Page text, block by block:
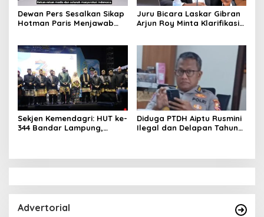
Dewan Pers Sesalkan Sikap
Hotman Paris Menjawab
Merendahkan Profesi
Wartawan
Juru Bicara Laskar Gibran
Arjun Roy Minta Klarifikasi
demi Menjaga Marwah
Lembaga Kepresidenan
Sekjen Kemendagri: HUT ke-
344 Bandar Lampung,
Diduga PTDH Aiptu Rusmini
Ilegal dan Delapan Tahun
Advertorial